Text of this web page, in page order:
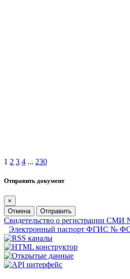
1 2 3 4 ... 230
Отправить документ
×
Отмена
Отправить
Свидетельство о регистрации
Электронный паспорт ФГИС №